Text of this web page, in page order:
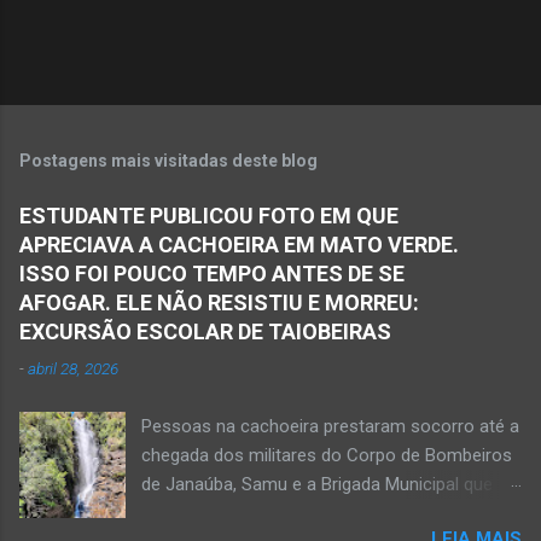
Postagens mais visitadas deste blog
ESTUDANTE PUBLICOU FOTO EM QUE
APRECIAVA A CACHOEIRA EM MATO VERDE.
ISSO FOI POUCO TEMPO ANTES DE SE
AFOGAR. ELE NÃO RESISTIU E MORREU:
EXCURSÃO ESCOLAR DE TAIOBEIRAS
-abril 28, 2026
Pessoas na cachoeira prestaram socorro até a
chegada dos militares do Corpo de Bombeiros
de Janaúba, Samu e a Brigada Municipal que